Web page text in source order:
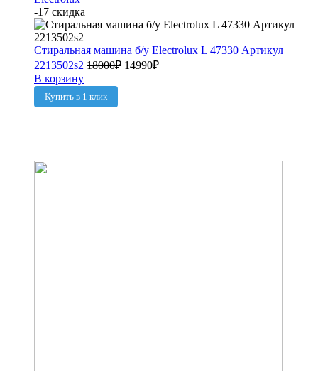
-17 скидка
Стиральная машина б/у Electrolux L 47330 Артикул
2213502s2 18000₽ 14990₽
В корзину
Купить в 1 клик